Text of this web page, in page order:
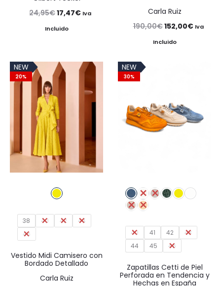
24,95€El
precio
24,95€.
17,47€El
17,47€.
Iva
Incluido
Carla Ruiz
190,00€El
precio
152,00€ElIva
Incluido
NEW
20%
38 40 42
44
46
Vestido Midi Camisero con
Bordado Detallado
Carla Ruiz
NEW
30%
40 41 42
43
44
45 46
Zapatillas Cetti de Piel
Perforada en Tendencia y
Hechas en España